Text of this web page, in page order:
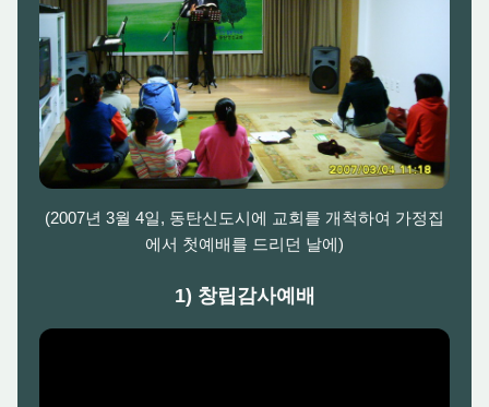
(2007년 3월 4일, 동탄신도시에 교회를 개척하여 가정집
에서 첫예배를 드리던 날에)
1) 창립감사예배